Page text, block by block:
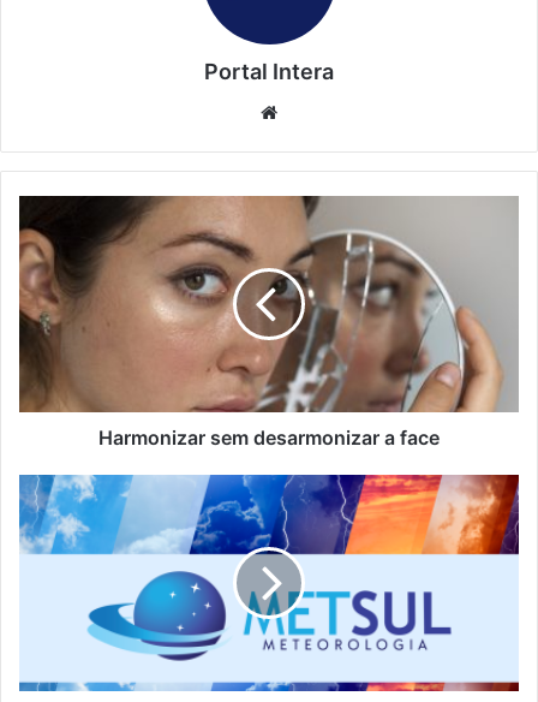
Portal Intera
Harmonizar sem desarmonizar a face